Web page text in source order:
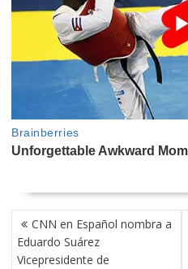
NAVEGACIÓN
DE
ENTRADAS
CNN en Español nombra a
Eduardo Suárez
Vicepresidente de